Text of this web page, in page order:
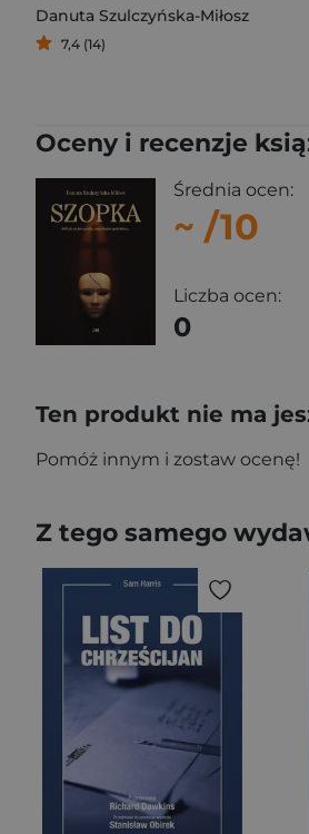
Danuta Szulczyńska-Miłosz
7,4 (14)
Oceny i recenzje
Średnia ocen:
~ /10
Liczba ocen:
0
Ten produkt nie ma
Pomóż innym i zostaw ocenę!
Z tego samego